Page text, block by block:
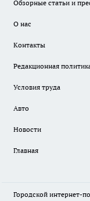
Обзорные статьи и
О нас
Контакты
Редакционная
Условия труда
Авто
Новости
Главная
Городской интернет-